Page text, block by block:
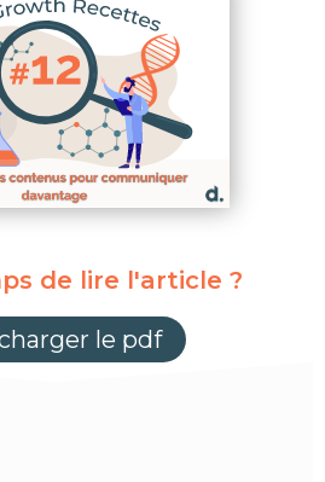
de lire l'article ?
le pdf